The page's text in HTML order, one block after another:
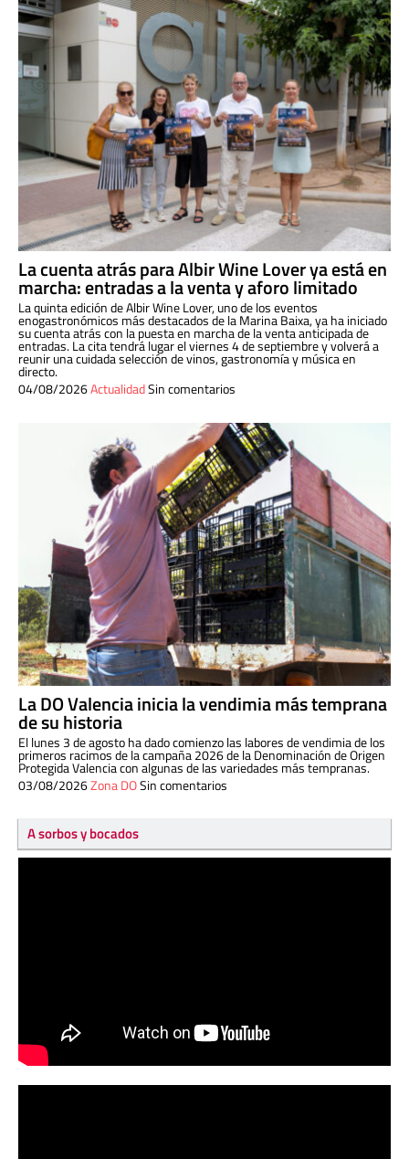
La cuenta atrás para Albir Wine Lover ya está en
marcha: entradas a la venta y aforo limitado
La quinta edición de Albir Wine Lover, uno de los eventos
enogastronómicos más destacados de la Marina Baixa, ya ha iniciado
su cuenta atrás con la puesta en marcha de la venta anticipada de
entradas. La cita tendrá lugar el viernes 4 de septiembre y volverá a
reunir una cuidada selección de vinos, gastronomía y música en
directo.
04/08/2026ActualidadSin comentarios
La DO Valencia inicia la vendimia más temprana
de su historia
El lunes 3 de agosto ha dado comienzo las labores de vendimia de los
primeros racimos de la campaña 2026 de la Denominación de Origen
Protegida Valencia con algunas de las variedades más tempranas.
03/08/2026Zona DOSin comentarios
A sorbos y bocados